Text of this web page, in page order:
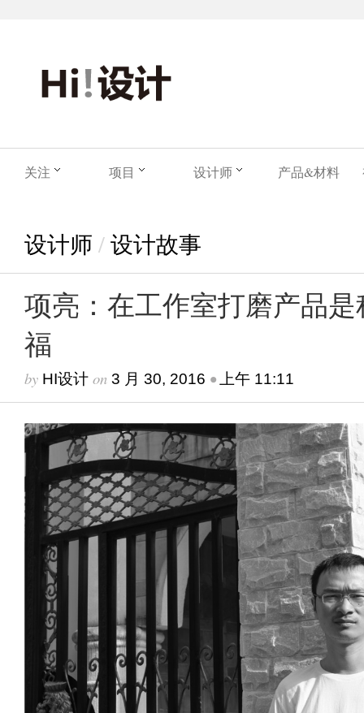
关注 项目 设计师 产品&材料
设计师 /设计故事
项亮：在工作室打磨产品
福
by HI设计 on 3 月 30, 2016 • 上午 11:11